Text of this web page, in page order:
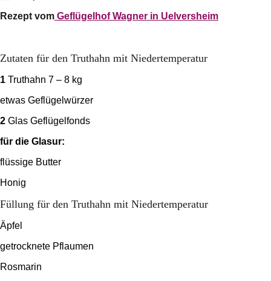
Rezept vom Geflügelhof Wagner in Uelversheim
Zutaten für den Truthahn mit Niedertemperatur
1 Truthahn 7 – 8 kg
etwas Geflügelwürzer
2 Glas Geflügelfonds
für die Glasur:
flüssige Butter
Honig
Füllung für den Truthahn mit Niedertemperatur
Äpfel
getrocknete Pflaumen
Rosmarin